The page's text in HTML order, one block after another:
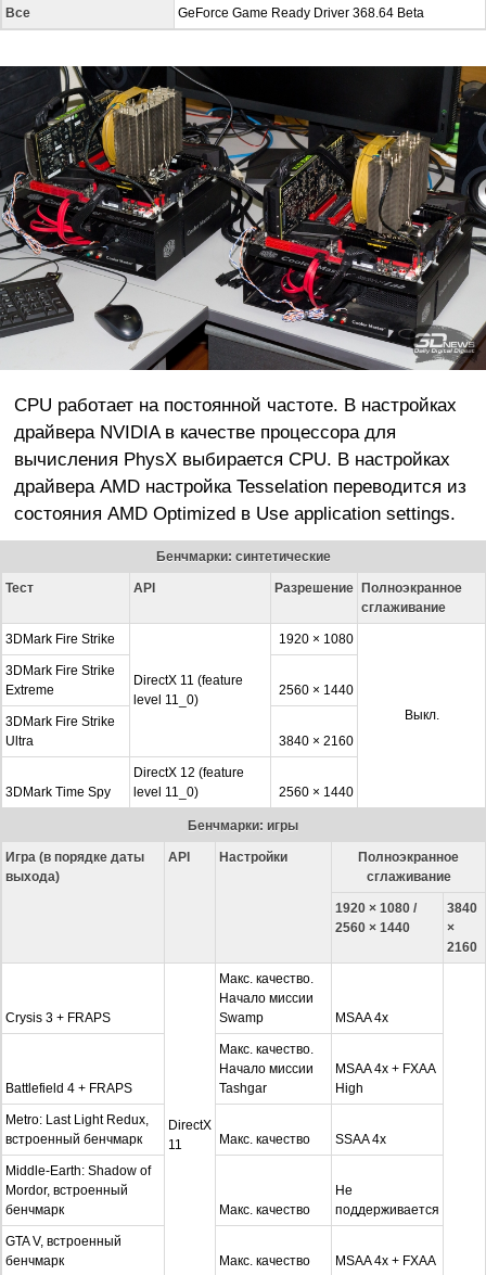
Все GeForce Game Ready Driver 368.64 Beta
CPU работает на постоянной частоте. В настройках
драйвера NVIDIA в качестве процессора для
вычисления PhysX выбирается CPU. В настройках
драйвера AMD настройка Tesselation переводится из
состояния AMD Optimized в Use application settings.
Бенчмарки: синтетические
Тест API Разрешение
Полноэкранное
сглаживание
3DMark Fire Strike
DirectX 11 (feature
level 11_0)
1920 × 1080
Выкл.
3DMark Fire Strike
Extreme
2560 × 1440
3DMark Fire Strike
Ultra
3840 × 2160
3DMark Time Spy
DirectX 12 (feature
level 11_0)
2560 × 1440
Бенчмарки: игры
Игра (в порядке даты
выхода)
API Настройки
Полноэкранное
сглаживание
1920 × 1080 /
2560 × 1440
3840
×
2160
Crysis 3 + FRAPS
DirectX
11
Макс. качество.
Начало миссии
Swamp
MSAA 4x
Battlefield 4 + FRAPS
Макс. качество.
Начало миссии
Tashgar
MSAA 4x + FXAA
High
Metro: Last Light Redux,
встроенный бенчмарк
Макс. качество SSAA 4x
Middle-Earth: Shadow of
Mordor, встроенный
бенчмарк
Макс. качество
Не
поддерживается
GTA V, встроенный
бенчмарк
Макс. качество MSAA 4x + FXAA